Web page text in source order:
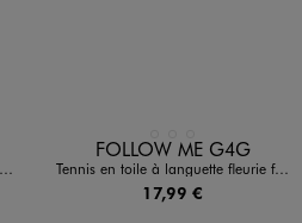
Disponible en 3 coloris
FOLLOW ME G4G
Tennis en toile à languette fleurie femme - Follow Me
17,99 €